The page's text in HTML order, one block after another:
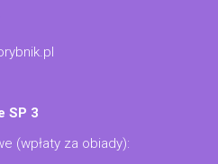
SP 3
(wpłaty za obiady):